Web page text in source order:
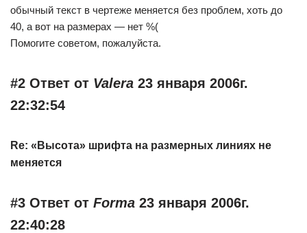
обычный текст в чертеже меняется без проблем, хоть до
40, а вот на размерах — нет %(
Помогите советом, пожалуйста.
#2 Ответ от Valera 23 января 2006г.
22:32:54
Re: «Высота» шрифта на размерных линиях не
меняется
#3 Ответ от Forma 23 января 2006г.
22:40:28